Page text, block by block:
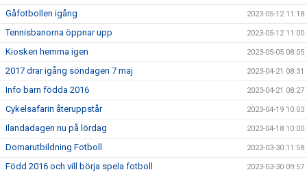
Gåfotbollen igång 2023-05-12 11:18
Tennisbanorna öppnar upp 2023-05-12 11:00
Kiosken hemma igen 2023-05-05 08:05
2017 drar igång söndagen 7 maj 2023-04-21 08:31
Info barn födda 2016 2023-04-21 08:27
Cykelsafarin återuppstår 2023-04-19 10:03
Ilandadagen nu på lördag 2023-04-18 10:00
Domarutbildning Fotboll 2023-03-30 11:58
Född 2016 och vill börja spela fotboll 2023-03-30 09:57